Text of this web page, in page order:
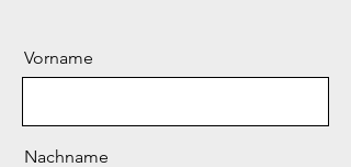
Vorname
Nachname